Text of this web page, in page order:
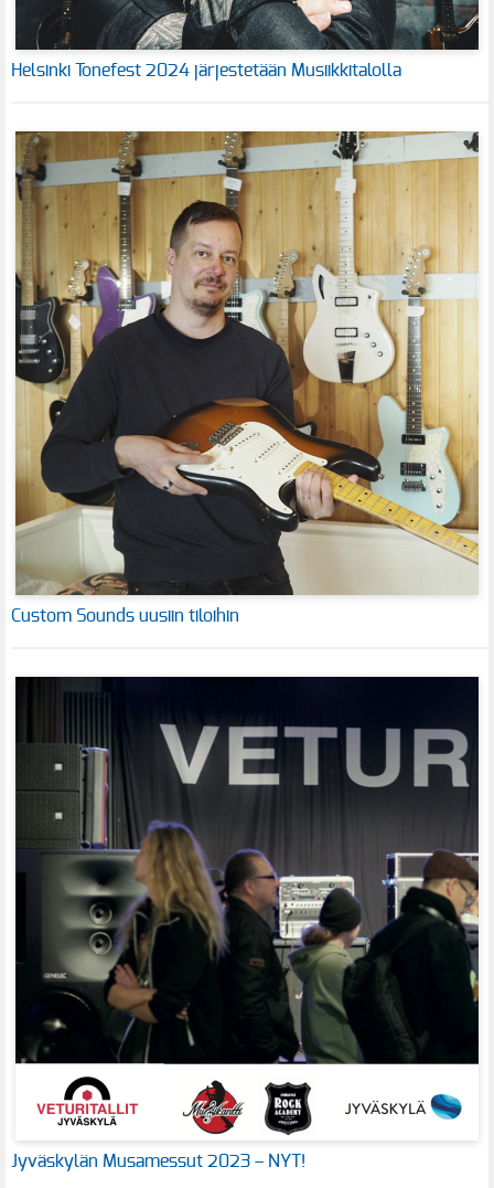
Helsinki Tonefest 2024 järjestetään Musiikkitalolla
Custom Sounds uusiin tiloihin
Jyväskylän Musamessut 2023 – NYT!